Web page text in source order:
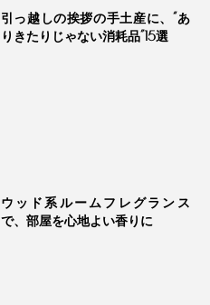
引っ越しの挨拶の手土産に、“あ
りきたりじゃない消耗品”15選
ウッド系ルームフレグランス
で、部屋を心地よい香りに